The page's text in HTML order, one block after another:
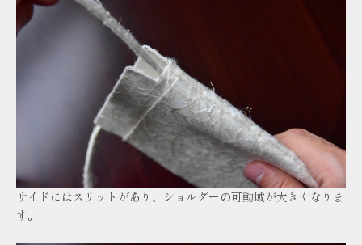
サイドにはスリットがあり、ショルダーの可動域が大きくなりま
す。